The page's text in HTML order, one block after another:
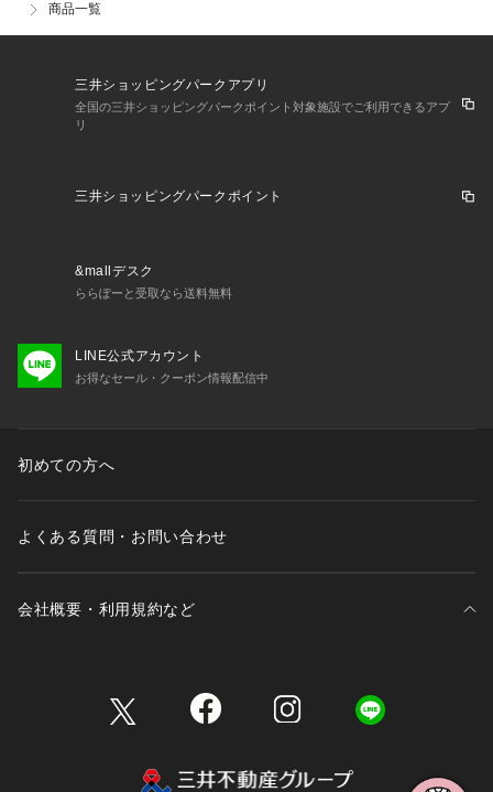
商品一覧
三井ショッピングパークアプリ
全国の三井ショッピングパークポイント対象施設でご利用できるアプ
リ
三井ショッピングパークポイント
&mallデスク
ららぽーと受取なら送料無料
LINE公式アカウント
お得なセール・クーポン情報配信中
初めての方へ
よくある質問・お問い合わせ
会社概要・利用規約など